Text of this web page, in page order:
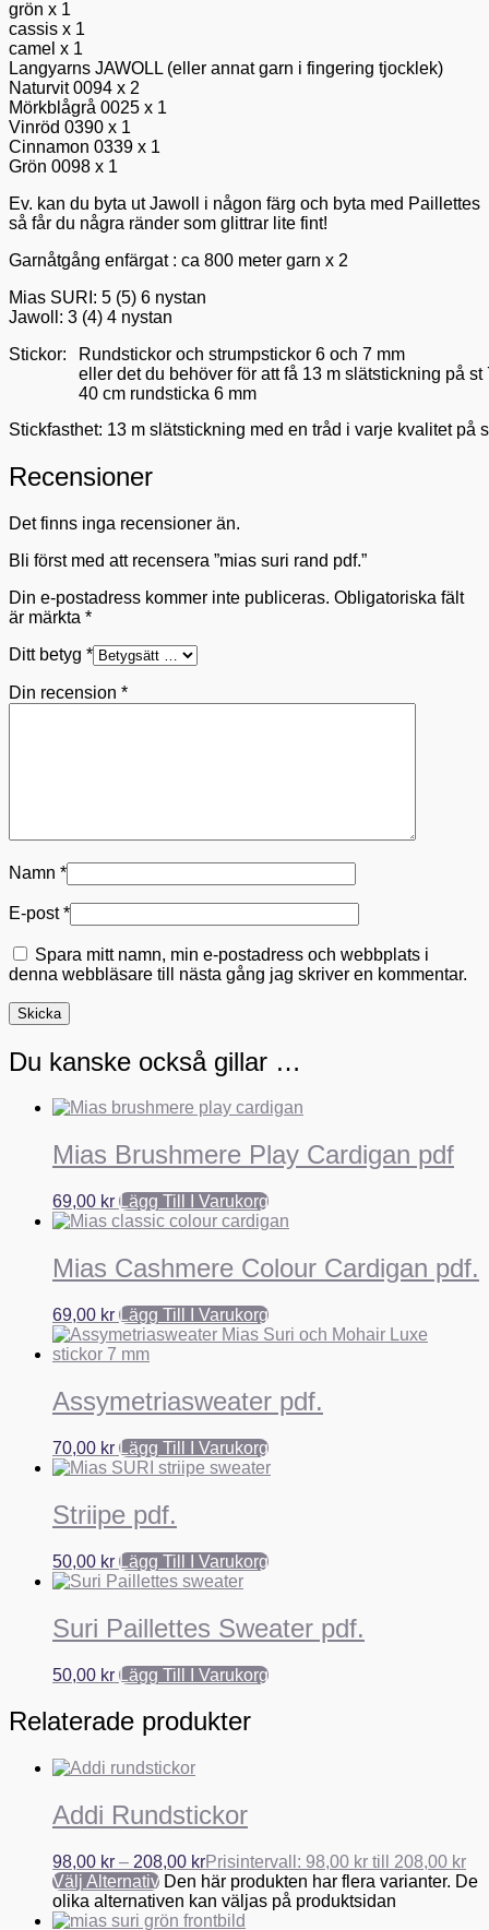
grön x 1
cassis x 1
camel x 1
Langyarns JAWOLL (eller annat garn i fingering tjocklek)
Naturvit 0094 x 2
Mörkblågrå 0025 x 1
Vinröd 0390 x 1
Cinnamon 0339 x 1
Grön 0098 x 1
Ev. kan du byta ut Jawoll i någon färg och byta med Paillettes
så får du några ränder som glittrar lite fint!
Garnåtgång enfärgat : ca 800 meter garn x 2
Mias SURI: 5 (5) 6 nystan
Jawoll: 3 (4) 4 nystan
Stickor: 	Rundstickor och strumpstickor 6 och 7 mm
Stickfasthet: 13 m slätstickning med en tråd i varje kvalitet på
Recensioner
Det finns inga recensioner än.
Bli först med att recensera ”mias suri rand pdf.”
Din e-postadress kommer inte publiceras. Obligatoriska fält
är märkta *
Ditt betyg *
Din recension *
Namn *
E-post*
Spara mitt namn, min e-postadress och webbplats i
denna webbläsare till nästa gång jag skriver en kommentar.
Du kanske också gillar …
Mias Brushmere Play Cardigan pdf
69,00 kr Lägg Till I Varukorg
Mias Cashmere Colour Cardigan pdf.
69,00 kr Lägg Till I Varukorg
Assymetriasweater pdf.
70,00 kr Lägg Till I Varukorg
Striipe pdf.
50,00 kr Lägg Till I Varukorg
Suri Paillettes Sweater pdf.
50,00 kr Lägg Till I Varukorg
Relaterade produkter
Addi Rundstickor
98,00 kr – 208,00 krPrisintervall: 98,00 kr till 208,00 kr
Välj Alternativ Den här produkten har flera varianter. De
olika alternativen kan väljas på produktsidan